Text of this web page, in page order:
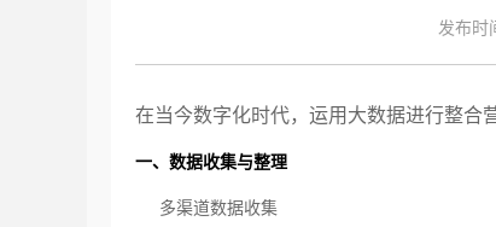
发布时
在当今数字化时代，运用大数据进行整合
一、数据收集与整理
多渠道数据收集